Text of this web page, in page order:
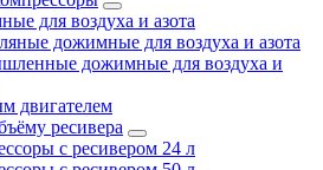
для воздуха и азота
дожимные для воздуха и азота
дожимные для воздуха и
двигателем
ресивера
с ресивером 24 л